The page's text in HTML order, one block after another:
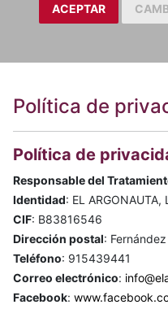
ACEPTAR
Política de
Política de
Responsable del
Identidad: EL ARGONAUTA,
CIF: B83816546
Dirección postal:
Teléfono: 915439441
Correo electrónico:
Facebook: